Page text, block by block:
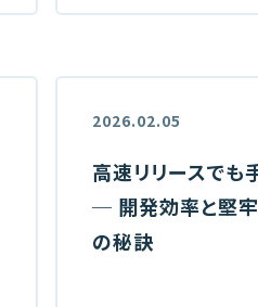
2026.02.05
高速リリースでも
─ 開発効率と堅
の秘訣